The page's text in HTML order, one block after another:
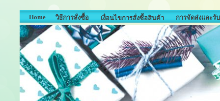
Home วิธีการสั่งซื้อ เงื่อนไขการสั่งซื้อสินค้า การจัดส่งและรั